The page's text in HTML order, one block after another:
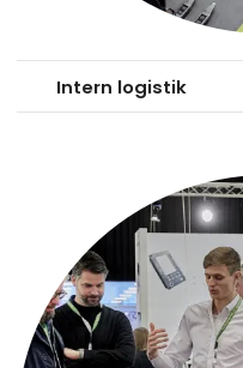
Intern logistik